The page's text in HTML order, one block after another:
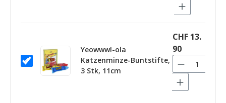
Yeowww!-ola
Katzenminze-Buntstifte,
3 Stk, 11cm
CHF 13.
90